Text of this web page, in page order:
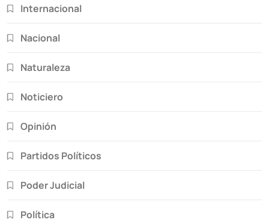
Internacional
Nacional
Naturaleza
Noticiero
Opinión
Partidos Políticos
Poder Judicial
Política